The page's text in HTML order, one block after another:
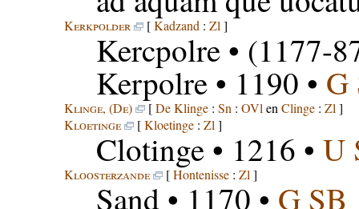
Kerkpolder [Kadzand : Zl ]
Kercpolre• (1177-
Kerpolre• 1190 • G
Klinge, (De) [De Klinge: Sn : OVl en Clinge: Zl ]
Kloetinge
[Kloetinge: Zl ]
Clotinge• 1216 • U
Kloosterzande [Hontenisse: Zl ]
Sand• 1170 • G SB